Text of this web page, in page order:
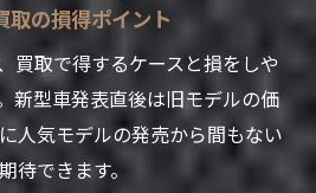
取の損得ポイント
買取で得するケースと損をしや
新型車発表直後は旧モデルの価
人気モデルの発売から間もない
待できます。